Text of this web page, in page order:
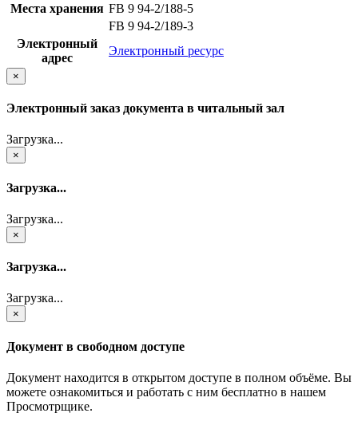
Места хранения FB 9 94-2/188-5
FB 9 94-2/189-3
Электронный
адрес
Электронный ресурс
×
Электронный заказ документа в читальный зал
Загрузка...
×
Загрузка...
Загрузка...
×
Загрузка...
Загрузка...
×
Документ в свободном доступе
Документ находится в открытом доступе в полном объёме. Вы
можете ознакомиться и работать с ним бесплатно в нашем
Просмотрщике.